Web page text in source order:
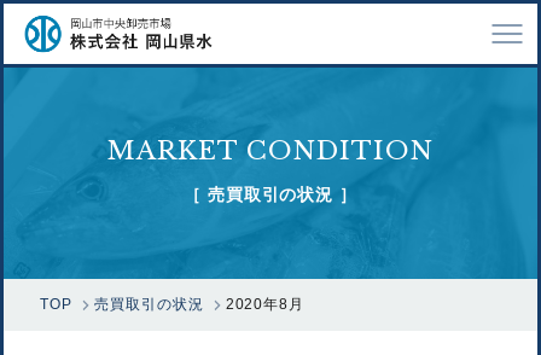
MARKET CONDITION
［ 売買取引の状況 ］
TOP 売買取引の状況 2020年8月